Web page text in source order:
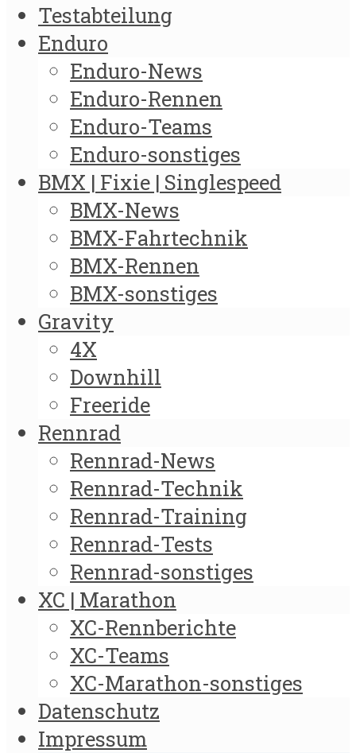
Testabteilung
Enduro
Enduro-News
Enduro-Rennen
Enduro-Teams
Enduro-sonstiges
BMX | Fixie | Singlespeed
BMX-News
BMX-Fahrtechnik
BMX-Rennen
BMX-sonstiges
Gravity
4X
Downhill
Freeride
Rennrad
Rennrad-News
Rennrad-Technik
Rennrad-Training
Rennrad-Tests
Rennrad-sonstiges
XC | Marathon
XC-Rennberichte
XC-Teams
XC-Marathon-sonstiges
Datenschutz
Impressum